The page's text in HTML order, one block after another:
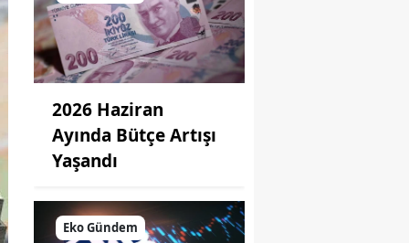
2026 Haziran
Ayında Bütçe Artışı
Yaşandı
Eko Gündem